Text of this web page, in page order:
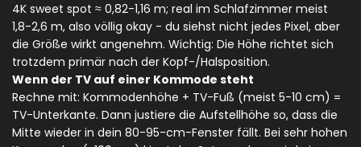
4K sweet spot ≈ 0,82-1,16 m; real im Schlafzimmer meist
1,8-2,6 m, also völlig okay - du siehst nicht jedes Pixel, aber
die Größe wirkt angenehm. Wichtig: Die Höhe richtet sich
trotzdem primär nach der Kopf-/Halsposition.
Wenn der TV auf einer Kommode steht
Rechne mit: Kommodenhöhe + TV-Fuß (meist 5-10 cm) =
TV-Unterkante. Dann justiere die Aufstellhöhe so, dass die
Mitte wieder in dein 80-95-cm-Fenster fällt. Bei sehr hohen